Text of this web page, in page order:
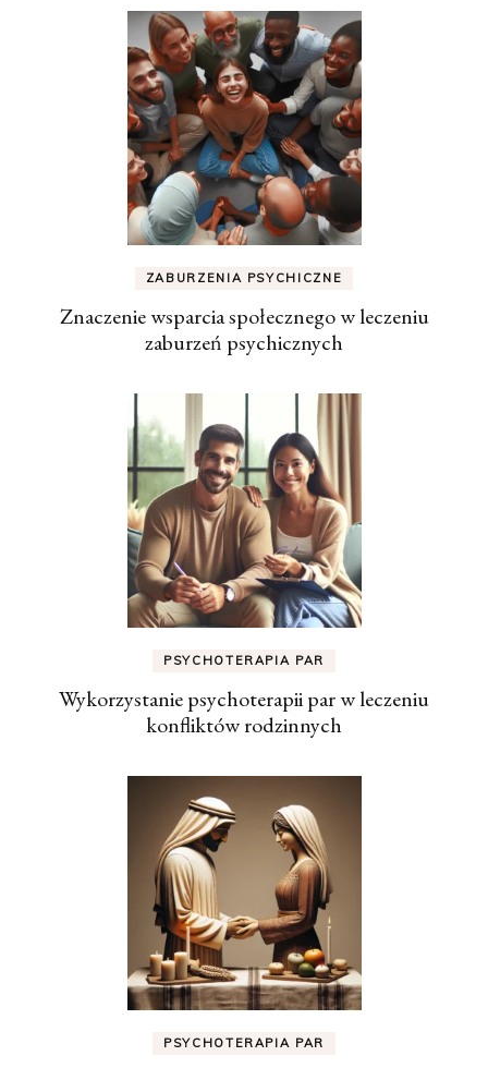
ZABURZENIA PSYCHICZNE
Znaczenie wsparcia społecznego w leczeniu
zaburzeń psychicznych
PSYCHOTERAPIA PAR
Wykorzystanie psychoterapii par w leczeniu
konfliktów rodzinnych
PSYCHOTERAPIA PAR